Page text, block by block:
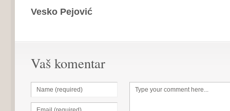
Vesko Pejović
Vaš komentar